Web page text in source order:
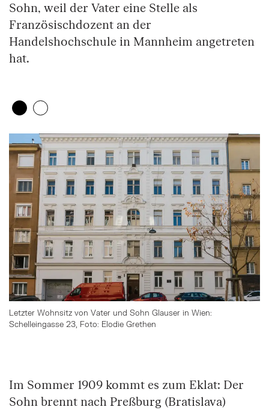
Sohn, weil der Vater eine Stelle als
Französischdozent an der
Handelshochschule in Mannheim angetreten
hat.
Überspringe den Bilder Slider
Letzter Wohnsitz von Vater und Sohn Glauser in Wien:
Schelleingasse 23, Foto: Elodie Grethen
Zeige 1. Element
(Aktuelles Element)
Zeige 2. Element
Springe zum Anfang des Bilder Slider
Im Sommer 1909 kommt es zum Eklat: Der
Sohn brennt nach Preßburg (Bratislava)